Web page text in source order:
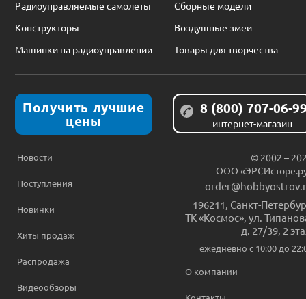
Радиоуправляемые самолеты
Сборные модели
Конструкторы
Воздушные змеи
Машинки на радиоуправлении
Товары для творчества
Получить лучшие
цены
8 (800) 707-06-
интернет-магазин
Новости
Поступления
Новинки
Хиты продаж
Распродажа
Видеообзоры
© 2002 –
ООО
196211, Санкт-
ТК «Космос», ул.
д. 27/39, 2
ежедневно c 10:00 до
О компании